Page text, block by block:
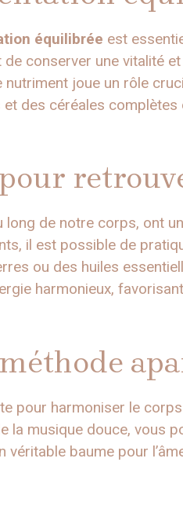
équilibrée est
conserver une vitalité
joue un rôle
des céréales
de notre corps, ont
il est possible de
ou des huiles
harmonieux,
pour harmoniser le corps
musique douce, vous
baume pour